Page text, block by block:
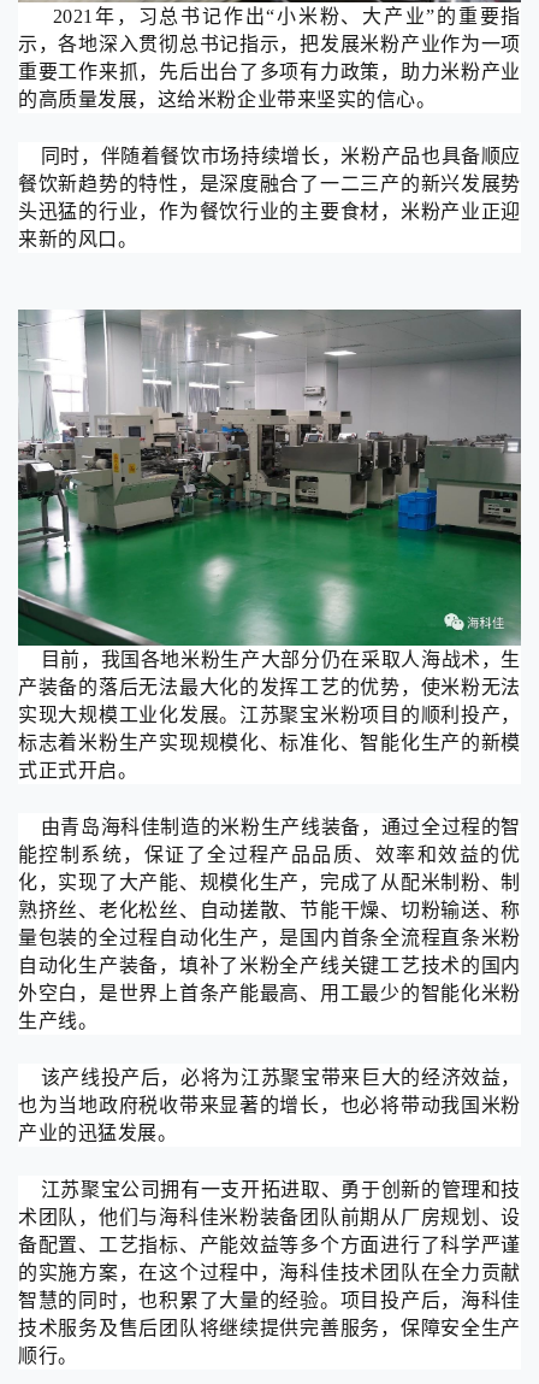
2021 年，习总书记作出“小米粉、大产业”的重要指
示，各地深入贯彻总书记指示，把发展米粉产业作为一项
重要工作来抓，先后出台了多项有力政策，助力米粉产业
的高质量发展，这给米粉企业带来坚实的信心。
同时，伴随着餐饮市场持续增长，米粉产品也具备顺应
餐饮新趋势的特性，是深度融合了一二三产的新兴发展势
头迅猛的行业，作为餐饮行业的主要食材，米粉产业正迎
来新的风口。
目前，我国各地米粉生产大部分仍在采取人海战术，生
产装备的落后无法最大化的发挥工艺的优势，使米粉无法
实现大规模工业化发展。江苏聚宝米粉项目的顺利投产，
标志着米粉生产实现规模化、标准化、智能化生产的新模
式正式开启。
由青岛海科佳制造的米粉生产线装备，通过全过程的智
能控制系统，保证了全过程产品品质、效率和效益的优
化，实现了大产能、规模化生产，完成了从配米制粉、制
熟挤丝、老化松丝、自动搓散、节能干燥、切粉输送、称
量包装的全过程自动化生产，是国内首条全流程直条米粉
自动化生产装备，填补了米粉全产线关键工艺技术的国内
外空白，是世界上首条产能最高、用工最少的智能化米粉
生产线。
该产线投产后，必将为江苏聚宝带来巨大的经济效益，
也为当地政府税收带来显著的增长，也必将带动我国米粉
产业的迅猛发展。
江苏聚宝公司拥有一支开拓进取、勇于创新的管理和技
术团队，他们与海科佳米粉装备团队前期从厂房规划、设
备配置、工艺指标、产能效益等多个方面进行了科学严谨
的实施方案，在这个过程中，海科佳技术团队在全力贡献
智慧的同时，也积累了大量的经验。项目投产后，海科佳
技术服务及售后团队将继续提供完善服务，保障安全生产
顺行。